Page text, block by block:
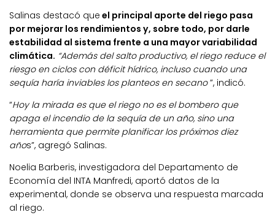
Salinas destacó que el principal aporte del riego pasa
por mejorar los rendimientos y, sobre todo, por darle
estabilidad al sistema frente a una mayor variabilidad
climática. “Además del salto productivo, el riego reduce el
riesgo en ciclos con déficit hídrico, incluso cuando una
sequía haría inviables los planteos en secano”, indicó.
“Hoy la mirada es que el riego no es el bombero que
apaga el incendio de la sequía de un año, sino una
herramienta que permite planificar los próximos diez
años”, agregó Salinas.
Noelia Barberis, investigadora del Departamento de
Economía del INTA Manfredi, aportó datos de la
experimental, donde se observa una respuesta marcada
al riego.